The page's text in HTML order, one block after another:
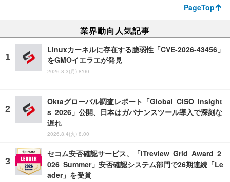
PageTop
業界動向人気記事
Linuxカーネルに存在する脆弱性「CVE-2026-43456」
をGMOイエラエが発見
2026.8.3(月) 8:00
Oktaグローバル調査レポート「Global CISO Insight
s 2026」公開、日本はガバナンスツール導入で深刻な
遅れ
2026.8.4(火) 8:00
セコム安否確認サービス、「ITreview Grid Award 2
026 Summer」安否確認システム部門で26期連続「Le
ader」を受賞